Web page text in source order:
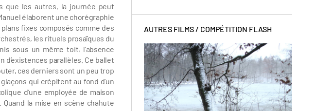
que les autres, la journée peut
élaborent une chorégraphie
fixes composés comme des
les rituels prosaïques du
sous un même toit, l’absence
d’existences parallèles. Ce ballet
ces derniers sont un peu trop
qui crépitent au fond d’un
d’une employée de maison
la mise en scène chahute
AUTRES FILMS / COMPÉTITION FLASH